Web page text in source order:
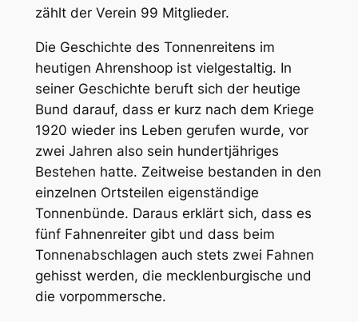
zählt der Verein 99 Mitglieder.
Die Geschichte des Tonnenreitens im
heutigen Ahrenshoop ist vielgestaltig. In
seiner Geschichte beruft sich der heutige
Bund darauf, dass er kurz nach dem Kriege
1920 wieder ins Leben gerufen wurde, vor
zwei Jahren also sein hundertjähriges
Bestehen hatte. Zeitweise bestanden in den
einzelnen Ortsteilen eigenständige
Tonnenbünde. Daraus erklärt sich, dass es
fünf Fahnenreiter gibt und dass beim
Tonnenabschlagen auch stets zwei Fahnen
gehisst werden, die mecklenburgische und
die vorpommersche.